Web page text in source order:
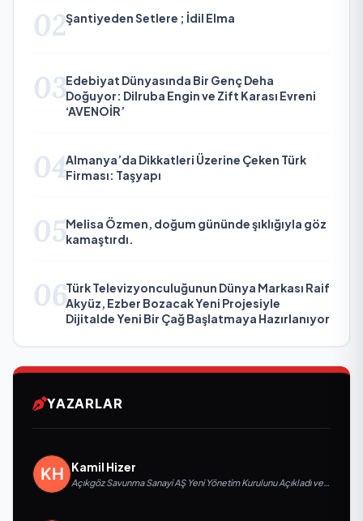
02Şantiyeden Setlere ; İdil Elma
03Edebiyat Dünyasında Bir Genç Deha
Doğuyor: Dilruba Engin ve Zift Karası Evreni
‘AVENOİR’
04Almanya’da Dikkatleri Üzerine Çeken Türk
Firması: Taşyapı
05Melisa Özmen, doğum gününde şıklığıyla göz
kamaştırdı.
06Türk Televizyonculuğunun Dünya Markası Raif
Akyüz, Ezber Bozacak Yeni Projesiyle
Dijitalde Yeni Bir Çağ Başlatmaya Hazırlanıyor
YAZARLAR
Kamil Hizer
Açıkgöz Savunma Sanayi AŞ Yeni Yönetim Kurulunu Açıkladı ve